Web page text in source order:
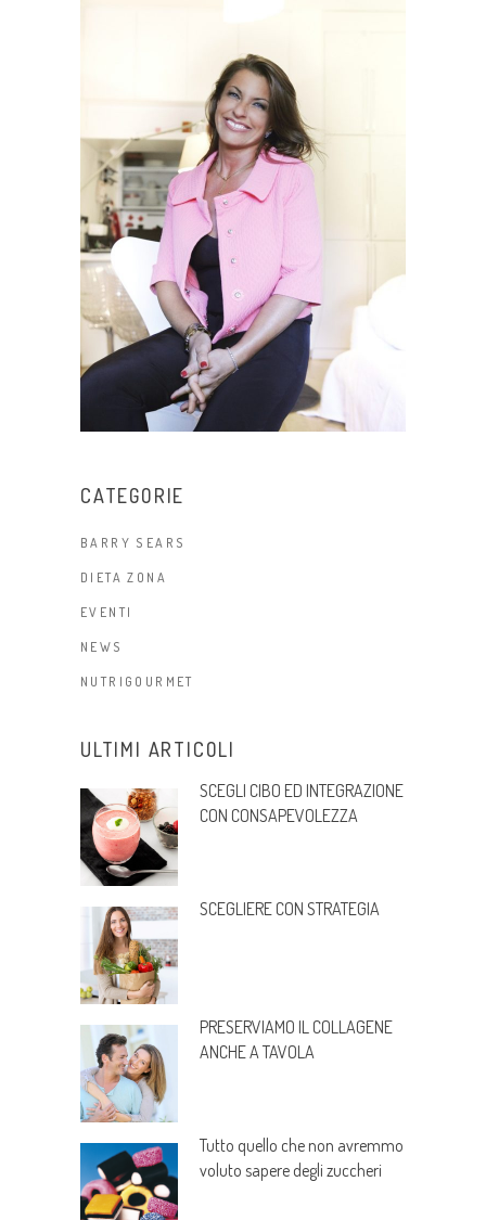
CATEGORIE
BARRY SEARS
DIETA ZONA
EVENTI
NEWS
NUTRIGOURMET
ULTIMI ARTICOLI
SCEGLI CIBO ED INTEGRAZIONE
CON CONSAPEVOLEZZA
SCEGLIERE CON STRATEGIA
PRESERVIAMO IL COLLAGENE
ANCHE A TAVOLA
Tutto quello che non avremmo
voluto sapere degli zuccheri